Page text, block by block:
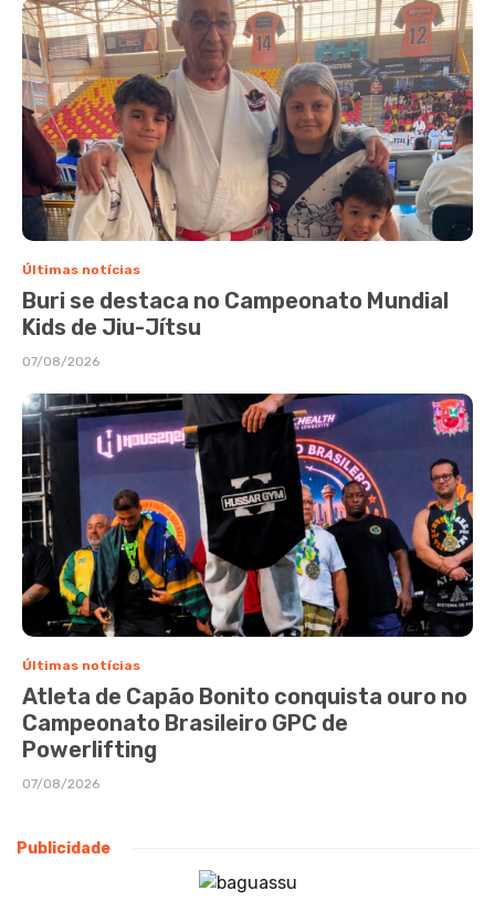
Últimas notícias
Buri se destaca no Campeonato Mundial
Kids de Jiu-Jítsu
07/08/2026
Últimas notícias
Atleta de Capão Bonito conquista ouro no
Campeonato Brasileiro GPC de
Powerlifting
07/08/2026
Publicidade